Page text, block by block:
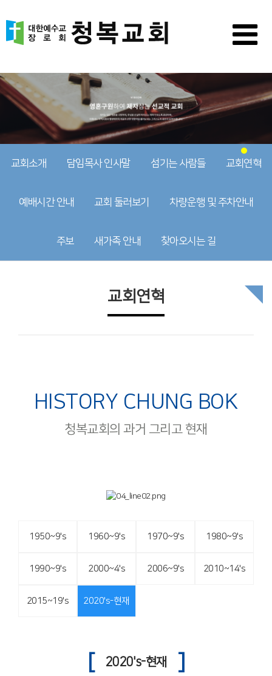
교회소개 담임목사 인사말 섬기는 사람들 교회연혁
예배시간 안내 교회 둘러보기 차량운행 및 주차안내
주보 새가족 안내 찾아오시는 길
교회연혁
HISTORY CHUNG BOK
청복교회의 과거 그리고 현재
1950~9's 1960~9's 1970~9's 1980~9's
1990~9's 2000~4's 2006~9's 2010~14's
2015~19's 2020's-현재
[ 2020's-현재 ]